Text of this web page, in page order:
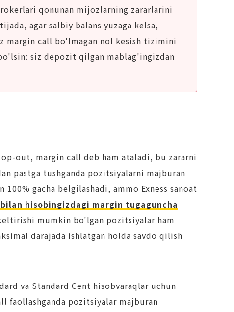
qonunan mijozlarning zararlarini
agar salbiy balans yuzaga kelsa,
margin call bo'lmagan nol kesish tizimini
siz depozit qilgan mablag'ingizdan
out, margin call deb ham ataladi, bu zararni
pastga tushganda pozitsiyalarni majburan
gacha belgilashadi, ammo Exness sanoat
hisobingizdagi margin tugaguncha
mumkin bo'lgan pozitsiyalar ham
darajada ishlatgan holda savdo qilish
va Standard Cent hisobvaraqlar uchun
faollashganda pozitsiyalar majburan